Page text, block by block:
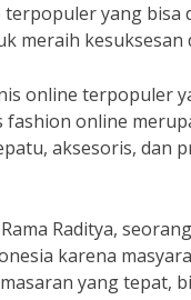
yang bisa
meraih
online terpopuler
fashion online
aksesoris, dan
Raditya,
karena
yang tepat,